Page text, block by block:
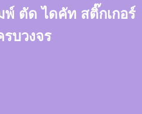
พ์ ตัด ไดคัท สติ๊กเกอร์
รบวงจร